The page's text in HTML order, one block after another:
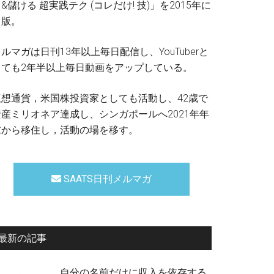
儲ける 超実践テク (コレだけ! 技)」を2015年に
。
マガは日刊13年以上毎日配信し、YouTuberと
も2年半以上毎日動画をアップしている。
通貨，米国株投資家としても活動し、42歳で
ミリオネア達成し、シンガポールへ2021年年
ら移住し，活動の場を移す。
SAATS日刊メルマガ
新の記事